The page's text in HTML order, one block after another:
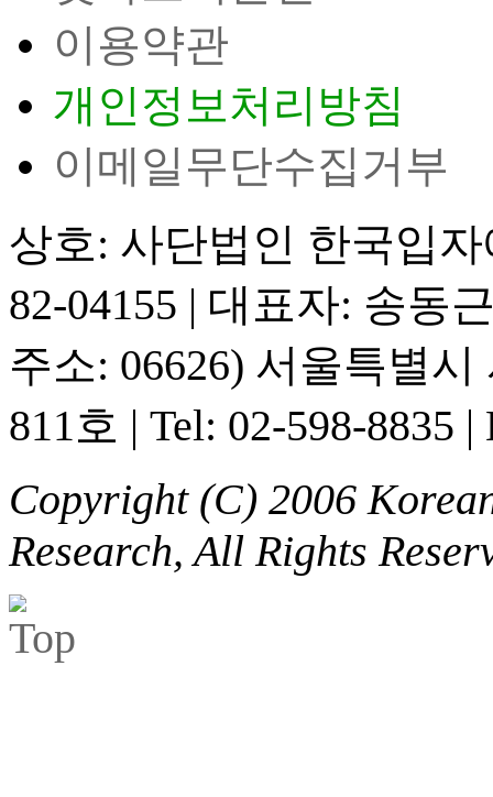
이용약관
개인정보처리방침
이메일무단수집거부
상호: 사단법인 한국입
82-04155 | 대표자: 송동
주소: 06626) 서울특별
811호 | Tel: 02-598-8835 |
Copyright (C) 2006
Research, All Rights